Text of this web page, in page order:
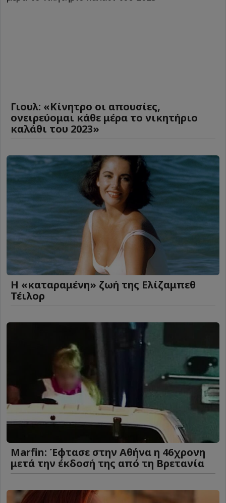
Γιουλ: «Κίνητρο οι απουσίες,
ονειρεύομαι κάθε μέρα το νικητήριο
καλάθι του 2023»
Η «καταραμένη»​​​​​​​ ζωή της Ελίζαμπεθ
Τέιλορ
Marfin: Έφτασε στην Αθήνα η 46χρονη
μετά την έκδοσή της από τη Βρετανία